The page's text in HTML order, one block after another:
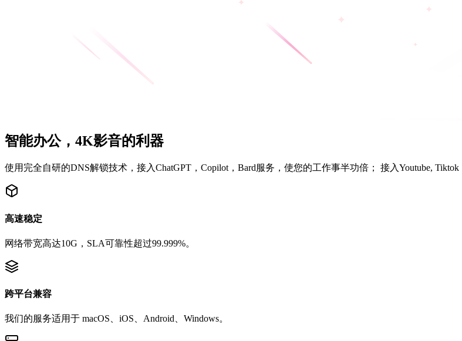
智能办公，4K影音的利器
使用完全自研的DNS解锁技术，接入ChatGPT，Copilot，Bard服务，使您的工作事半功倍； 接入Youtube,
高速稳定
网络带宽高达10G，SLA可靠性超过99.999%。
跨平台兼容
我们的服务适用于 macOS、iOS、Android、Windows。